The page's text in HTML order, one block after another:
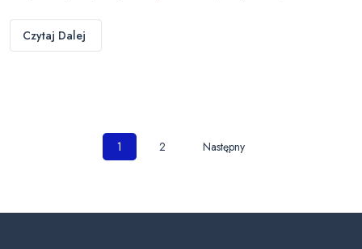
Czytaj Dalej
Nawigacja
1 2 Następny